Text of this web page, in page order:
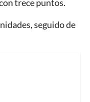
trece puntos.
seguido de